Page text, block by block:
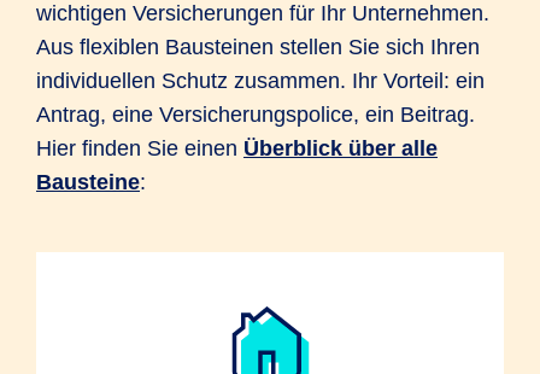
wichtigen Versicherungen für Ihr Unternehmen.
Aus flexiblen Bausteinen stellen Sie sich Ihren
individuellen Schutz zusammen. Ihr Vorteil: ein
Antrag, eine Versicherungspolice, ein Beitrag.
Hier finden Sie einen Überblick über alle
Bausteine: